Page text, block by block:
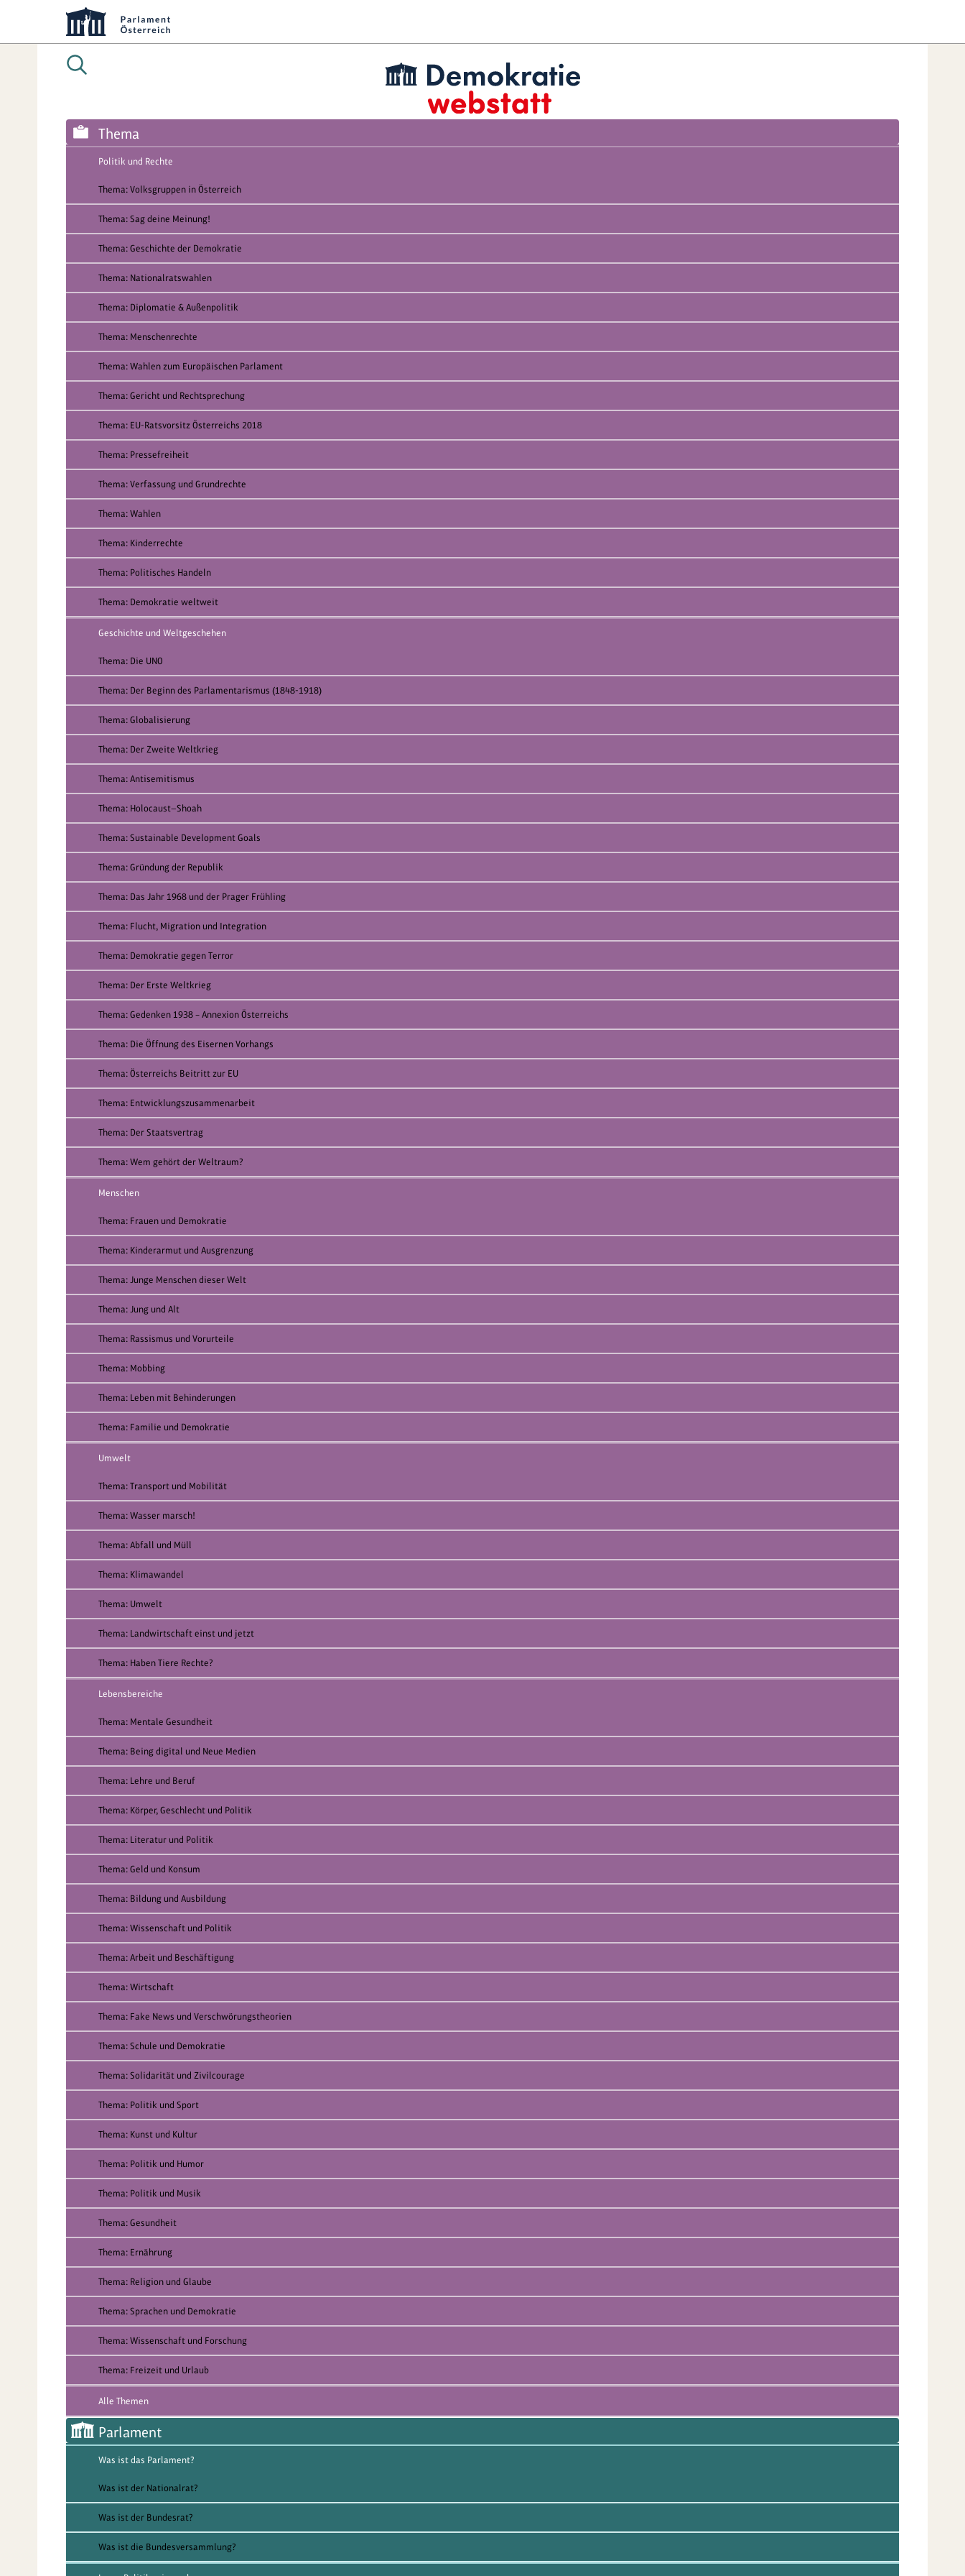
Thema
Politik und Rechte
Thema: Volksgruppen in Österreich
Thema: Sag deine Meinung!
Thema: Geschichte der Demokratie
Thema: Nationalratswahlen
Thema: Diplomatie & Außenpolitik
Thema: Menschenrechte
Thema: Wahlen zum Europäischen Parlament
Thema: Gericht und Rechtsprechung
Thema: EU-Ratsvorsitz Österreichs 2018
Thema: Pressefreiheit
Thema: Verfassung und Grundrechte
Thema: Wahlen
Thema: Kinderrechte
Thema: Politisches Handeln
Thema: Demokratie weltweit
Geschichte und Weltgeschehen
Thema: Die UNO
Thema: Der Beginn des Parlamentarismus (1848-1918)
Thema: Globalisierung
Thema: Der Zweite Weltkrieg
Thema: Antisemitismus
Thema: Holocaust—Shoah
Thema: Sustainable Development Goals
Thema: Gründung der Republik
Thema: Das Jahr 1968 und der Prager Frühling
Thema: Flucht, Migration und Integration
Thema: Demokratie gegen Terror
Thema: Der Erste Weltkrieg
Thema: Gedenken 1938 – Annexion Österreichs
Thema: Die Öffnung des Eisernen Vorhangs
Thema: Österreichs Beitritt zur EU
Thema: Entwicklungszusammenarbeit
Thema: Der Staatsvertrag
Thema: Wem gehört der Weltraum?
Menschen
Thema: Frauen und Demokratie
Thema: Kinderarmut und Ausgrenzung
Thema: Junge Menschen dieser Welt
Thema: Jung und Alt
Thema: Rassismus und Vorurteile
Thema: Mobbing
Thema: Leben mit Behinderungen
Thema: Familie und Demokratie
Umwelt
Thema: Transport und Mobilität
Thema: Wasser marsch!
Thema: Abfall und Müll
Thema: Klimawandel
Thema: Umwelt
Thema: Landwirtschaft einst und jetzt
Thema: Haben Tiere Rechte?
Lebensbereiche
Thema: Mentale Gesundheit
Thema: Being digital und Neue Medien
Thema: Lehre und Beruf
Thema: Körper, Geschlecht und Politik
Thema: Literatur und Politik
Thema: Geld und Konsum
Thema: Bildung und Ausbildung
Thema: Wissenschaft und Politik
Thema: Arbeit und Beschäftigung
Thema: Wirtschaft
Thema: Fake News und Verschwörungstheorien
Thema: Schule und Demokratie
Thema: Solidarität und Zivilcourage
Thema: Politik und Sport
Thema: Kunst und Kultur
Thema: Politik und Humor
Thema: Politik und Musik
Thema: Gesundheit
Thema: Ernährung
Thema: Religion und Glaube
Thema: Sprachen und Demokratie
Thema: Wissenschaft und Forschung
Thema: Freizeit und Urlaub
Alle Themen
Parlament
Was ist das Parlament?
Was ist der Nationalrat?
Was ist der Bundesrat?
Was ist die Bundesversammlung?